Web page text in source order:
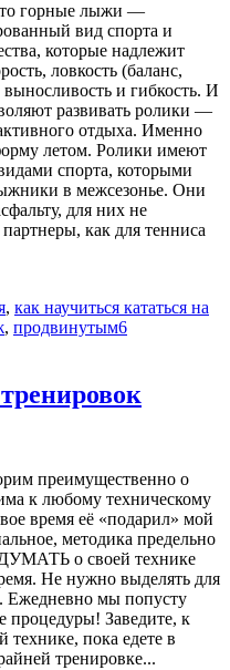
горные лыжи —
вид спорта и
которые надлежит
ловкость (баланс,
и гибкость. И
развивать ролики —
отдыха. Именно
летом. Ролики имеют
спорта, которыми
в межсезонье. Они
для них не
как для тенниса
, как научиться кататься на
, продвинутым6
преимущественно о
к любому техническому
время её «подарил» мой
методика предельно
о своей технике
Не нужно выделять для
Ежедневно мы попусту
процедуры! Заведите, к
технике, пока едете в
тренировке...